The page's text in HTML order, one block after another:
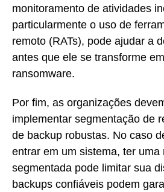
monitoramento de atividades
particularmente o uso de
remoto (RATs), pode ajudar a
antes que ele se transforme
ransomware.
Por fim, as organizações
implementar segmentação de
de backup robustas. No caso
entrar em um sistema, ter uma
segmentada pode limitar sua
backups confiáveis podem